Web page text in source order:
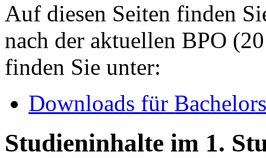
Auf diesen Seiten finden
nach der aktuellen BPO
finden Sie unter:
Downloads für
Studieninhalte im 1.